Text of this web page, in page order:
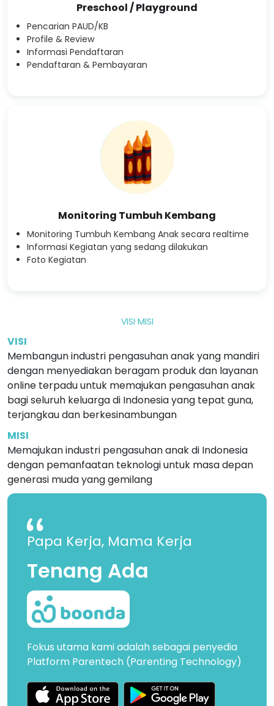
Preschool / Playground
Pencarian PAUD/KB
Profile & Review
Informasi Pendaftaran
Pendaftaran & Pembayaran
Monitoring Tumbuh Kembang
Monitoring Tumbuh Kembang Anak secara realtime
Informasi Kegiatan yang sedang dilakukan
Foto Kegiatan
VISI MISI
VISI
Membangun industri pengasuhan anak yang mandiri
dengan menyediakan beragam produk dan layanan
online terpadu untuk memajukan pengasuhan anak
bagi seluruh keluarga di Indonesia yang tepat guna,
terjangkau dan berkesinambungan
MISI
Memajukan industri pengasuhan anak di Indonesia
dengan pemanfaatan teknologi untuk masa depan
generasi muda yang gemilang
Papa Kerja, Mama Kerja
Tenang Ada
Fokus utama kami adalah sebagai penyedia
Platform Parentech (Parenting Technology)